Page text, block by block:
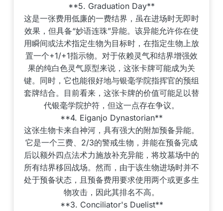
**5. Graduation Day**
这是一张费用低廉的一费结界，虽在进场时无即时
效果，但具备“妙语连珠”异能。该异能允许你在使
用瞬间或法术指定生物为目标时，在指定生物上放
置一个+1/+1指示物。对于依赖灵气和结界增强效
果的纯白色灵气原型来说，这张卡牌可能成为关
键。同时，它也能很好地与银毫学院指挥官的预组
套牌结合。目前看来，这张卡牌的价值可能足以替
代银毫学院护符，但这一点存在争议。
**4. Eiganjo Dynastorian**
这张生物卡来自神河，具有强大的附加预备异能。
它是一个三费、2/3的警戒生物，并能在预备完成
后以额外四点法术力施放补充异能，将坟墓场中的
所有结界移回战场。然而，由于该生物进场时并不
处于预备状态，且预备费用要求使用两个或更多生
物攻击，因此其排名不高。
**3. Conciliator's Duelist**